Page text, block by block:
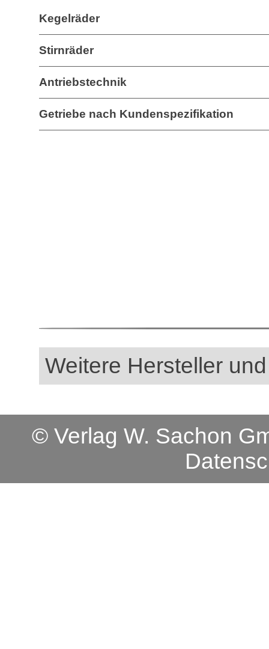
Kegelräder
Stirnräder
Antriebstechnik
Getriebe nach Kundenspezifikation
Weitere Hersteller
© Verlag W. Sachon